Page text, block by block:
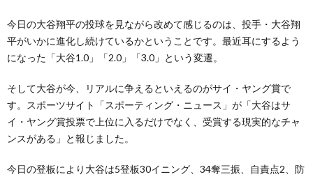
今日の大谷翔平の投球を見ながら改めて感じるのは、投手・大谷翔
平がいかに進化し続けているかということです。最近耳にするよう
になった「大谷1.0」「2.0」「3.0」という変遷。
そして大谷が今、リアルに争えるといえるのがサイ・ヤング賞で
す。スポーツサイト「スポーティング・ニュース」が「大谷はサ
イ・ヤング賞投票で上位に入るだけでなく、受賞する現実的なチャ
ンスがある」と報じました。
今日の登板により大谷は5登板30イニング、34奪三振、自責点2、防